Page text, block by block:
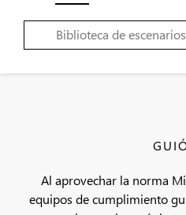
Al aprovechar la norma
equipos de cumplimiento